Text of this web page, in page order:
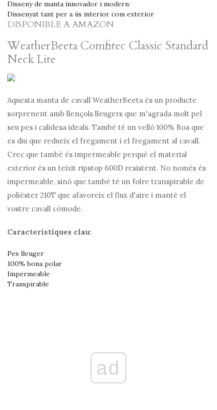
Disseny de manta innovador i modern:
Dissenyat tant per a ús interior com exterior
DISPONIBLE A AMAZON
WeatherBeeta Comfitec Classic Standard
Neck Lite
Aquesta manta de cavall WeatherBeeta és un producte
sorprenent amb llençols lleugers que m'agrada molt pel
seu pes i calidesa ideals. També té un velló 100% Boa que
es diu que redueix el fregament i el fregament al cavall.
Crec que també és impermeable perquè el material
exterior és un teixit ripstop 600D resistent. No només és
impermeable, sinó que també té un folre transpirable de
polièster 210T que afavoreix el flux d'aire i manté el
vostre cavall còmode.
Característiques clau:
Pes lleuger
100% bona polar
Impermeable
Transpirable
ad